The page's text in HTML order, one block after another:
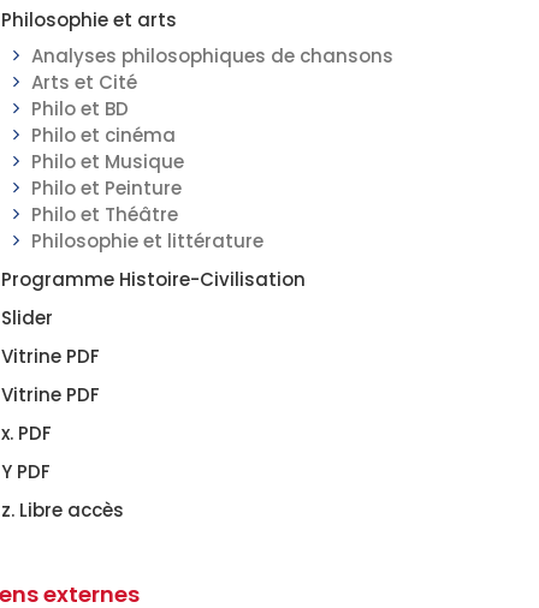
Philosophie et arts
Analyses philosophiques de chansons
Arts et Cité
Philo et BD
Philo et cinéma
Philo et Musique
Philo et Peinture
Philo et Théâtre
Philosophie et littérature
Programme Histoire-Civilisation
Slider
Vitrine PDF
Vitrine PDF
x. PDF
Y PDF
z. Libre accès
externes